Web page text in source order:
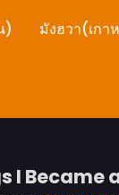
) มังฮวา(เกา
I Became